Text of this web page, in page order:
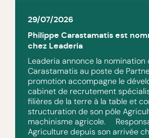
29/07/2026
Philippe Carastamatis est
chez Leaderia
Leaderia annonce la nomination
Carastamatis au poste de
promotion accompagne le
cabinet de recrutement
filières de la terre à la table et
structuration de son pôle
machinisme agricole.
Agriculture depuis son arrivée